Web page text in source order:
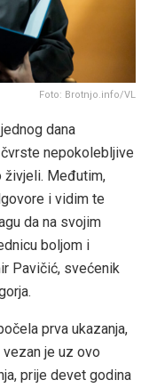
Foto: Brotnjo.info/VL
dana
nepokolebljive
živjeli. Međutim,
i vidim te
da na svojim
boljom i
Pavičić, svećenik
prva ukazanja,
je uz ovo
prije devet godina